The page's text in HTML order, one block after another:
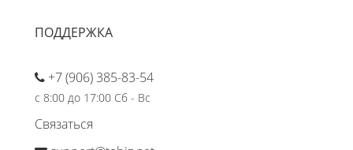
ПОДДЕРЖКА
+7 (906) 385-83-54
с 8:00 до 17:00 Сб - Вс
Связаться